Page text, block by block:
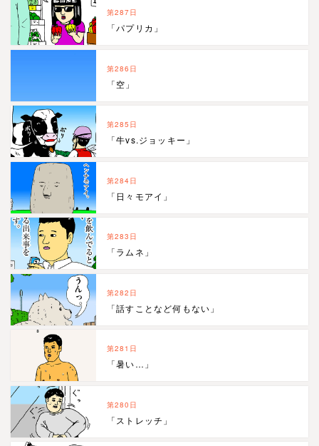
第287日
「パプリカ」
第286日
「空」
第285日
「牛vs.ジョッキー」
第284日
「日々モアイ」
第283日
「ラムネ」
第282日
「話すことなど何もない」
第281日
「暑い…」
第280日
「ストレッチ」